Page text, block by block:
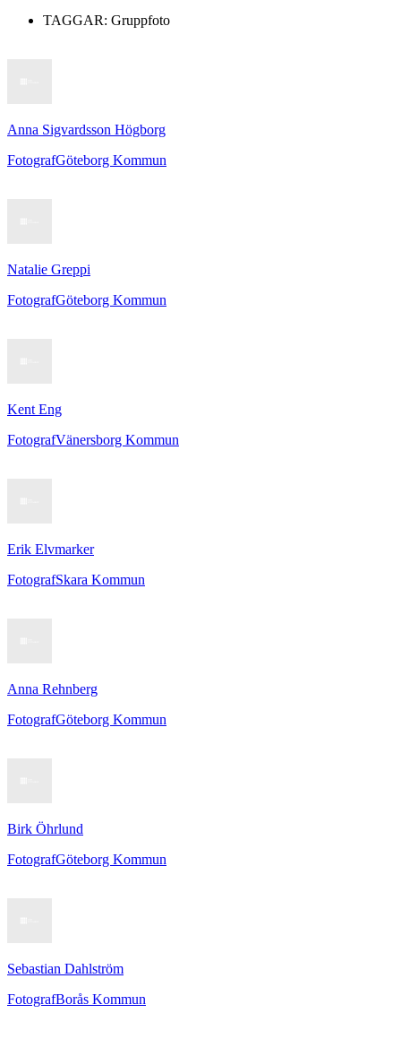
TAGGAR: Gruppfoto
Anna Sigvardsson Högborg
FotografGöteborg Kommun
Natalie Greppi
FotografGöteborg Kommun
Kent Eng
FotografVänersborg Kommun
Erik Elvmarker
FotografSkara Kommun
Anna Rehnberg
FotografGöteborg Kommun
Birk Öhrlund
FotografGöteborg Kommun
Sebastian Dahlström
FotografBorås Kommun